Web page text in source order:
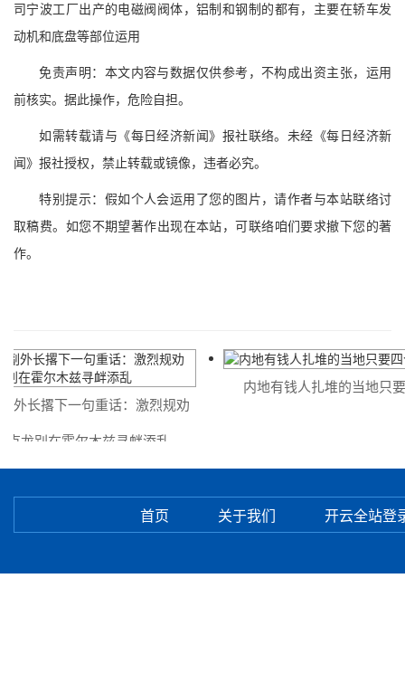
司宁波工厂出产的电磁阀阀体，铝制和钢制的都有，主要在轿车发
动机和底盘等部位运用
免责声明：本文内容与数据仅供参考，不构成出资主张，运用
前核实。据此操作，危险自担。
如需转载请与《每日经济新闻》报社联络。未经《每日经济新
闻》报社授权，禁止转载或镜像，违者必究。
特别提示：假如个人会运用了您的图片，请作者与本站联络讨
取稿费。如您不期望著作出现在本站，可联络咱们要求撤下您的著
作。
长撂下一句重话：激烈规劝
龙别在霍尔木兹寻衅添乱
内地有钱人扎堆的当地只要
首页 关于我们 开云全站登